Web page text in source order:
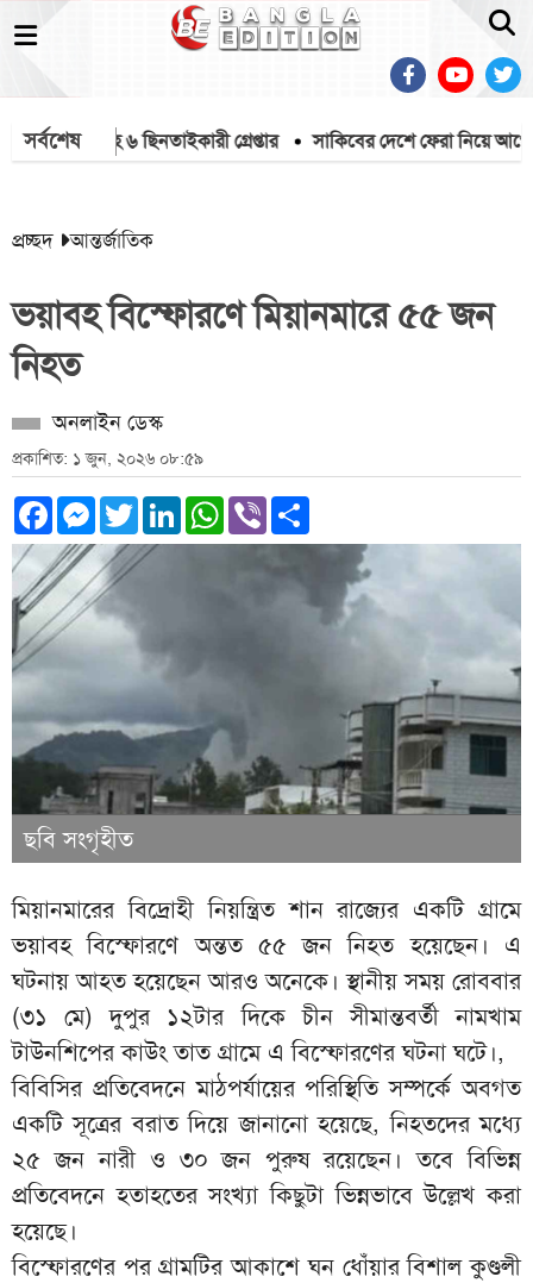
সর্বশেষ
অস্ত্রসহ ৬ ছিনতাইকারী গ্রেপ্তার সাকিবের দেশে ফেরা নিয়ে আগের
প্রচ্ছদ আন্তর্জাতিক
ভয়াবহ বিস্ফোরণে মিয়ানমারে ৫৫ জন
নিহত
অনলাইন ডেস্ক
প্রকাশিত: ১ জুন, ২০২৬ ০৮:৫৯
Facebook
Messenger
TwitterLinkedInWhatsApp
Viber
ছবি সংগৃহীত
মিয়ানমারের বিদ্রোহী নিয়ন্ত্রিত শান রাজ্যের একটি গ্রামে
ভয়াবহ বিস্ফোরণে অন্তত ৫৫ জন নিহত হয়েছেন। এ
ঘটনায় আহত হয়েছেন আরও অনেকে। স্থানীয় সময় রোববার
(৩১ মে) দুপুর ১২টার দিকে চীন সীমান্তবর্তী নামখাম
টাউনশিপের কাউং তাত গ্রামে এ বিস্ফোরণের ঘটনা ঘটে।,
বিবিসির প্রতিবেদনে মাঠপর্যায়ের পরিস্থিতি সম্পর্কে অবগত
একটি সূত্রের বরাত দিয়ে জানানো হয়েছে, নিহতদের মধ্যে
২৫ জন নারী ও ৩০ জন পুরুষ রয়েছেন। তবে বিভিন্ন
প্রতিবেদনে হতাহতের সংখ্যা কিছুটা ভিন্নভাবে উল্লেখ করা
হয়েছে।
বিস্ফোরণের পর গ্রামটির আকাশে ঘন ধোঁয়ার বিশাল কুণ্ডলী